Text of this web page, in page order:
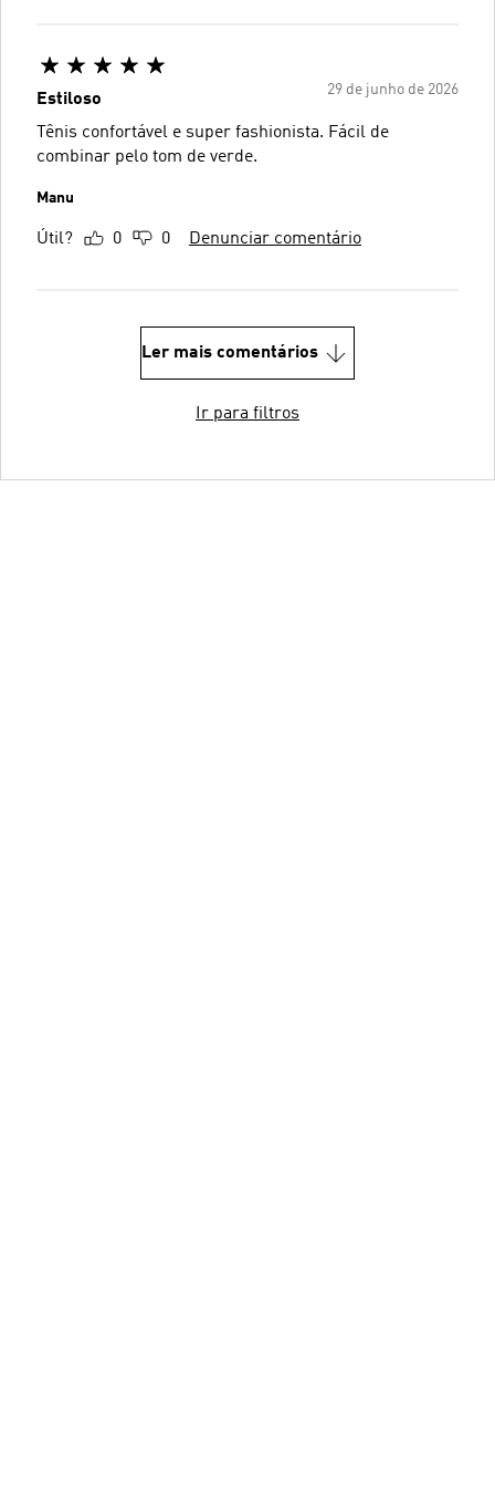
29 de junho de 2026
Estiloso
Tênis confortável e super fashionista. Fácil de
combinar pelo tom de verde.
Manu
Útil? 0 0 Denunciar comentário
Ler mais comentários
Ir para filtros